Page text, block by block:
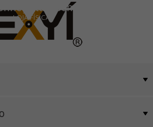
também
LOJA FÍSICA